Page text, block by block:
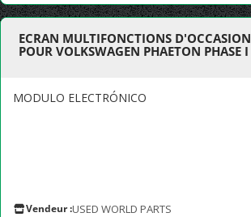
ECRAN MULTIFONCTIONS D'OCCASION
POUR VOLKSWAGEN PHAETON PHASE I
MODULO ELECTRÓNICO
Vendeur :USED WORLD PARTS